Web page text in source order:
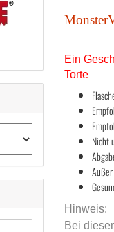
Ein
Torte
Nicht
Hinweis:
Bei